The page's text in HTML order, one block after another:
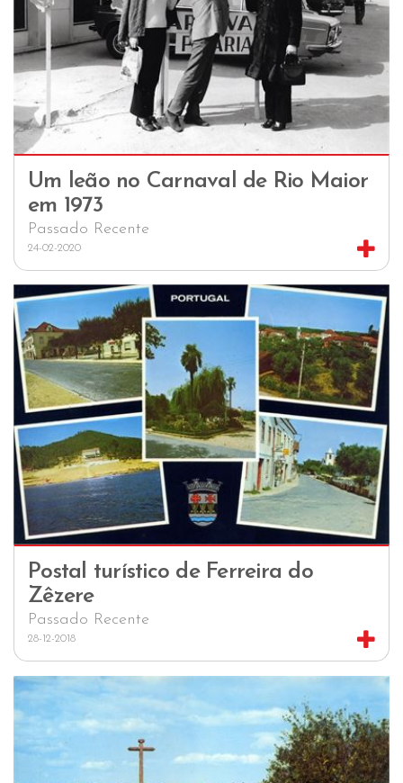
Um leão no Carnaval de Rio Maior
em 1973
Passado Recente
24-02-2020
Postal turístico de Ferreira do
Zêzere
Passado Recente
28-12-2018